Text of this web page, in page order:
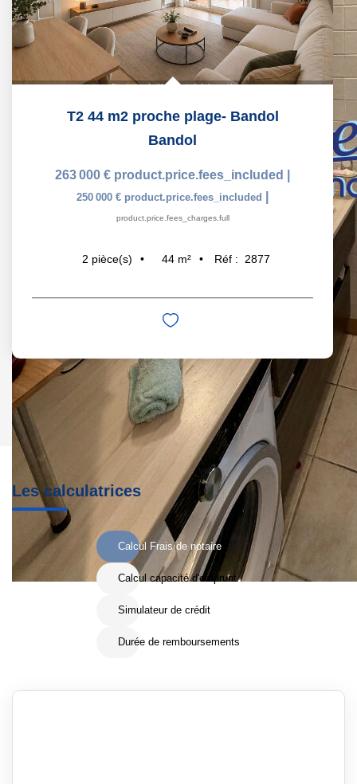
T2 44 m2 proche plage- Bandol
Bandol
263 000 € product.price.fees_included
250 000 € product.price.fees_included
product.price.fees_charges.full
2 pièce(s) 44 m² Réf : 2877
Les calculatrices
Calcul Frais de notaire
Calcul capacité d'emprunt
Simulateur de crédit
Durée de remboursements